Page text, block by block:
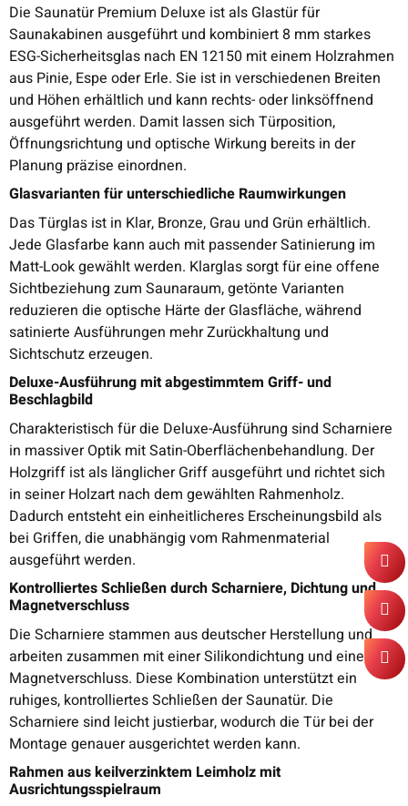
Die Saunatür Premium Deluxe ist als Glastür für
Saunakabinen ausgeführt und kombiniert 8 mm starkes
ESG-Sicherheitsglas nach EN 12150 mit einem Holzrahmen
aus Pinie, Espe oder Erle. Sie ist in verschiedenen Breiten
und Höhen erhältlich und kann rechts- oder linksöffnend
ausgeführt werden. Damit lassen sich Türposition,
Öffnungsrichtung und optische Wirkung bereits in der
Planung präzise einordnen.
Glasvarianten für unterschiedliche Raumwirkungen
Das Türglas ist in Klar, Bronze, Grau und Grün erhältlich.
Jede Glasfarbe kann auch mit passender Satinierung im
Matt-Look gewählt werden. Klarglas sorgt für eine offene
Sichtbeziehung zum Saunaraum, getönte Varianten
reduzieren die optische Härte der Glasfläche, während
satinierte Ausführungen mehr Zurückhaltung und
Sichtschutz erzeugen.
Deluxe-Ausführung mit abgestimmtem Griff- und
Beschlagbild
Charakteristisch für die Deluxe-Ausführung sind Scharniere
in massiver Optik mit Satin-Oberflächenbehandlung. Der
Holzgriff ist als länglicher Griff ausgeführt und richtet sich
in seiner Holzart nach dem gewählten Rahmenholz.
Dadurch entsteht ein einheitlicheres Erscheinungsbild als
bei Griffen, die unabhängig vom Rahmenmaterial
ausgeführt werden.
Kontrolliertes Schließen durch Scharniere, Dichtung und
Magnetverschluss
Die Scharniere stammen aus deutscher Herstellung und
arbeiten zusammen mit einer Silikondichtung und einem
Magnetverschluss. Diese Kombination unterstützt ein
ruhiges, kontrolliertes Schließen der Saunatür. Die
Scharniere sind leicht justierbar, wodurch die Tür bei der
Montage genauer ausgerichtet werden kann.
Rahmen aus keilverzinktem Leimholz mit
Ausrichtungsspielraum